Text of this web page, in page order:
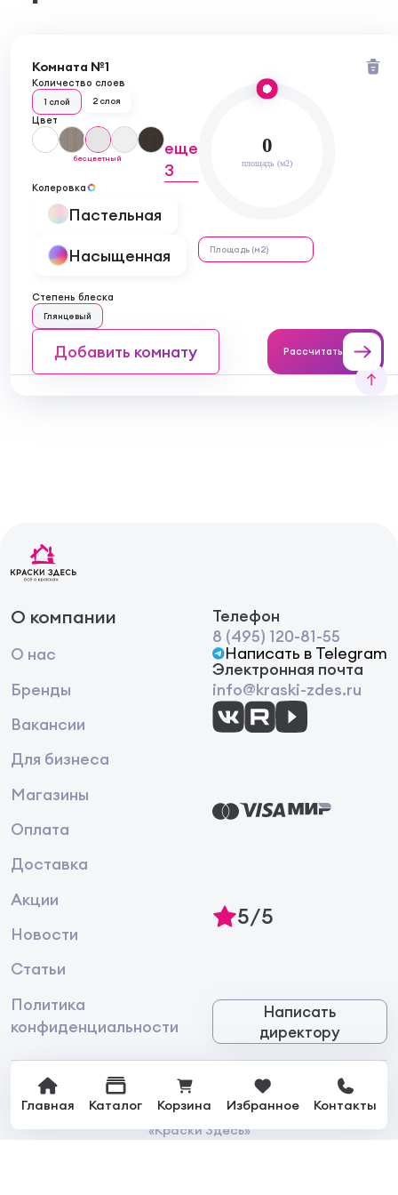
Главная Каталог Корзина Избранное Контакты
Комната №1
Количество слоев
1 слой 2 слоя
Цвет
бесцветный
еще
3
Колеровка
Пастельная
Насыщенная
Степень блеска
Глянцевый
0
площадь (м2)
Добавить комнату Рассчитать
О компании
О нас
Бренды
Вакансии
Для бизнеса
Магазины
Оплата
Доставка
Акции
Новости
Статьи
Политика
конфиденциальности
Телефон
8 (495) 120-81-55
Написать в Telegram
Электронная почта
info@kraski-zdes.ru
5/5
Написать
директору
© 2026 Интернет-магазин лакокрасочной продукции
«Краски Здесь»